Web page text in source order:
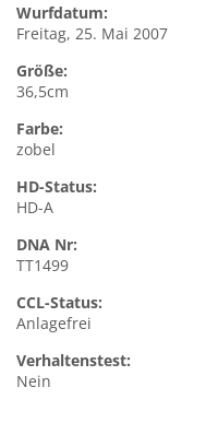
Wurfdatum:
Freitag, 25. Mai 2007
Größe:
36,5cm
Farbe:
zobel
HD-Status:
HD-A
DNA Nr:
TT1499
CCL-Status:
Anlagefrei
Verhaltenstest:
Nein